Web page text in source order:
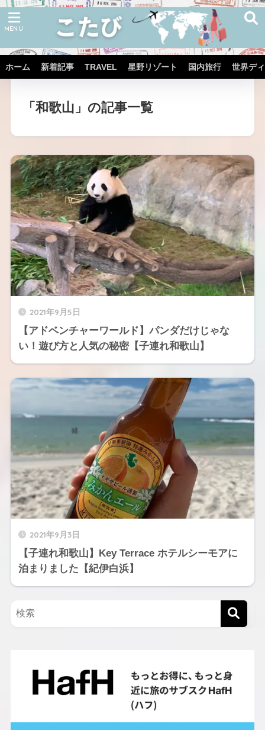
ホーム 新着記事 TRAVEL 星野リゾート 国内旅行 世界デ
「和歌山」の記事一覧
2021年9月5日
【アドベンチャーワールド】パンダだけじゃな
い！遊び方と人気の秘密【子連れ和歌山】
2021年9月3日
【子連れ和歌山】Key Terrace ホテルシーモアに
泊まりました【紀伊白浜】